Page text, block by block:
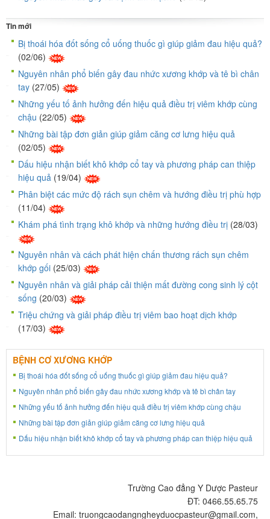
Tin mới
Bị thoái hóa đốt sống cổ uống thuốc gì giúp giảm đau hiệu quả?
(02/06)
Nguyên nhân phổ biến gây đau nhức xương khớp và tê bì chân
tay (27/05)
Những yếu tố ảnh hưởng đến hiệu quả điều trị viêm khớp cùng
chậu (22/05)
Những bài tập đơn giản giúp giảm căng cơ lưng hiệu quả
(02/05)
Dấu hiệu nhận biết khô khớp cổ tay và phương pháp can thiệp
hiệu quả (19/04)
Phân biệt các mức độ rách sụn chêm và hướng điều trị phù hợp
(11/04)
Khám phá tình trạng khô khớp và những hướng điều trị (28/03)
Nguyên nhân và cách phát hiện chấn thương rách sụn chêm
khớp gối (25/03)
Nguyên nhân và giải pháp cải thiện mất đường cong sinh lý cột
sống (20/03)
Triệu chứng và giải pháp điều trị viêm bao hoạt dịch khớp
(17/03)
BỆNH CƠ XƯƠNG KHỚP
Bị thoái hóa đốt sống cổ uống thuốc gì giúp giảm đau hiệu quả?
Nguyên nhân phổ biến gây đau nhức xương khớp và tê bì chân tay
Những yếu tố ảnh hưởng đến hiệu quả điều trị viêm khớp cùng chậu
Những bài tập đơn giản giúp giảm căng cơ lưng hiệu quả
Dấu hiệu nhận biết khô khớp cổ tay và phương pháp can thiệp hiệu quả
Trường Cao đẳng Y Dược Pasteur
ĐT: 0466.55.65.75
Email: truongcaodangngheyduocpasteur@gmail.com,